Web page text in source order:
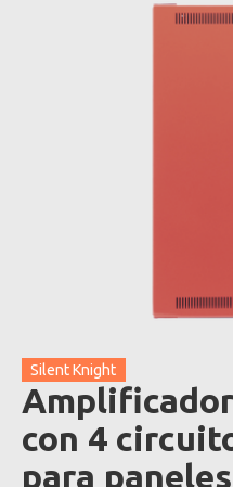
Silent Knight
con 4
para